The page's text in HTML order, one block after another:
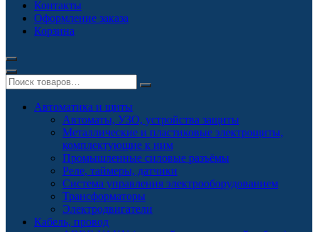
Контакты
Оформление заказа
Корзина
Автоматика и щиты
Автоматы, УЗО, устройства защиты
Металлические и пластиковые электрощиты,
комплектующие к ним
Промышленные силовые разъёмы
Реле, таймеры, датчики
Система управления электрооборудованием
Трансформаторы
Электродвигатели
Кабель, провод